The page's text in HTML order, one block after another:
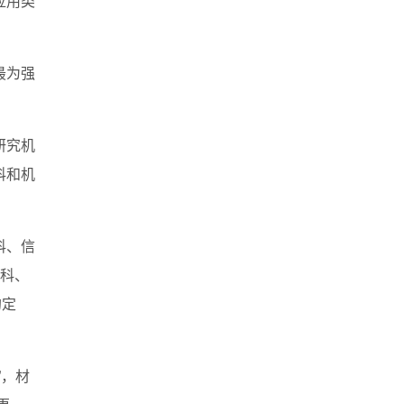
为强
究机
和机
、信
、
材